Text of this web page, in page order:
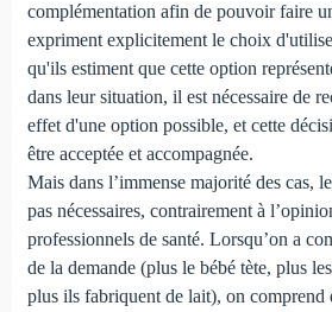
complémentation afin de pouvoir faire
expriment explicitement le choix
qu'ils estiment que cette option
dans leur situation, il est nécessaire de
effet d'une option possible, et cette
être acceptée et accompagnée.
Mais dans l’immense majorité des cas,
pas nécessaires, contrairement à
professionnels de santé. Lorsqu’on a
de la demande (plus le bébé tète, plus
plus ils fabriquent de lait), on comprend